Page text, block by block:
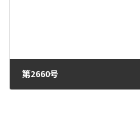
第2660号